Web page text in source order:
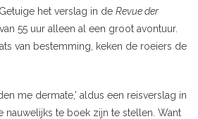
het verslag in de Revue der
55 uur alleen al een groot avontuur.
van bestemming, keken de roeiers de
me dermate,’ aldus een reisverslag in
nauwelijks te boek zijn te stellen. Want